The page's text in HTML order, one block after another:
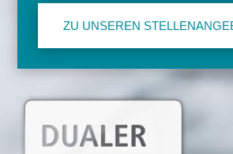
ZU UNSEREN